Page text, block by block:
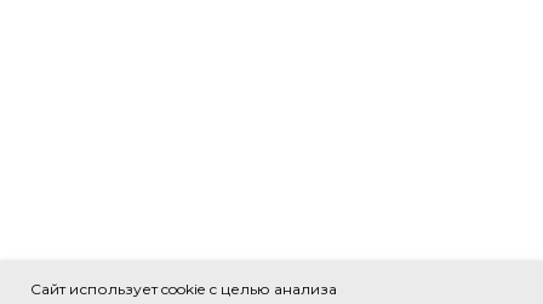
Платье Sharlotta color-block
Сайт использует cookie с целью анализа